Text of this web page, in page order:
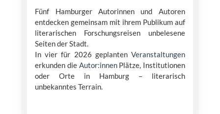
Fünf Hamburger Autorinnen und Autoren
entdecken gemeinsam mit ihrem Publikum auf
literarischen Forschungsreisen unbelesene
Seiten der Stadt.
In vier für 2026 geplanten Veranstaltungen
erkunden die Autor:innenPlätze, Institutionen
oder Orte in Hamburg – literarisch
unbekanntes Terrain.